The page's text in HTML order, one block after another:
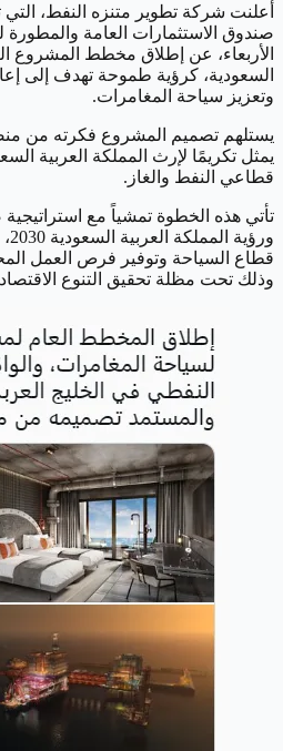
أعلنت شركة تطوير متنزه النفط،
الأربعاء، عن إطلاق مخطط المشروع
السعودية، كرؤية طموحة تهدف إلى
وتعزيز سياحة المغامرات.
يستلهم تصميم المشروع فكرته من
يمثل تكريمًا لإرث المملكة العربية
قطاعي النفط والغاز.
تأتي هذه الخطوة تمشياً مع
قطاع السياحة وتوفير فرص العمل
وذلك تحت مظلة تحقيق التنوع